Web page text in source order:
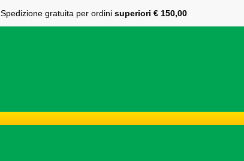
Spedizione gratuita per ordini superiori € 150,00